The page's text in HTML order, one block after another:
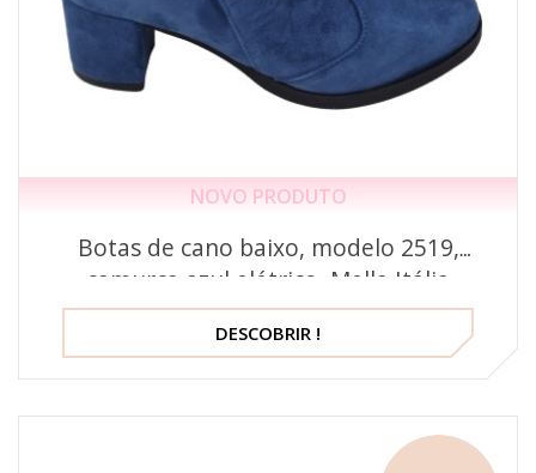
NOVO PRODUTO
Botas de cano baixo, modelo 2519,
camurça azul elétrico, Mella Itália
DESCOBRIR !